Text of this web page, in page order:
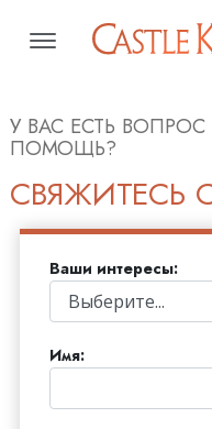
У ВАС ЕСТЬ
ПОМОЩЬ?
СВЯЖИТЕСЬ
Ваши интересы:
Имя: